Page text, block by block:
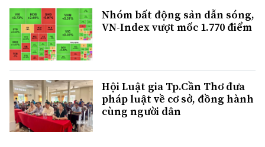
Nhóm bất động sản dẫn sóng,
VN-Index vượt mốc 1.770 điểm
Hội Luật gia Tp.Cần Thơ đưa
pháp luật về cơ sở, đồng hành
cùng người dân